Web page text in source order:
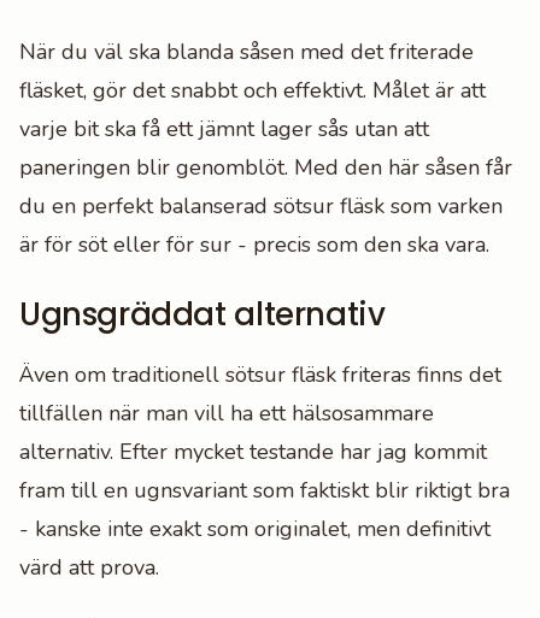
När du väl ska blanda såsen med det friterade
fläsket, gör det snabbt och effektivt. Målet är att
varje bit ska få ett jämnt lager sås utan att
paneringen blir genomblöt. Med den här såsen får
du en perfekt balanserad sötsur fläsk som varken
är för söt eller för sur - precis som den ska vara.
Ugnsgräddat alternativ
Även om traditionell sötsur fläsk friteras finns det
tillfällen när man vill ha ett hälsosammare
alternativ. Efter mycket testande har jag kommit
fram till en ugnsvariant som faktiskt blir riktigt bra
- kanske inte exakt som originalet, men definitivt
värd att prova.